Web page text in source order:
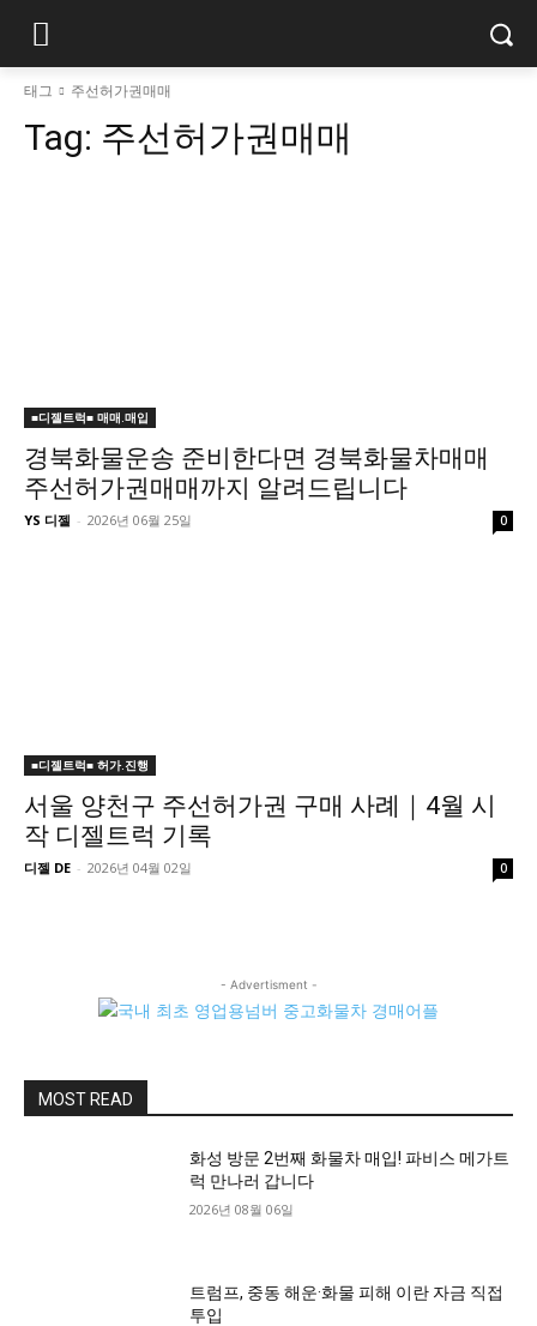
태그 주선허가권매매
Tag: 주선허가권매매
■디젤트럭■ 매매.매입
경북화물운송 준비한다면 경북화물차매매
주선허가권매매까지 알려드립니다
YS 디젤 - 2026년 06월 25일 0
■디젤트럭■ 허가.진행
서울 양천구 주선허가권 구매 사례｜4월 시
작 디젤트럭 기록
디젤 DE - 2026년 04월 02일 0
- Advertisment -
MOST READ
화성 방문 2번째 화물차 매입! 파비스 메가트
럭 만나러 갑니다
2026년 08월 06일
트럼프, 중동 해운·화물 피해 이란 자금 직접
투입